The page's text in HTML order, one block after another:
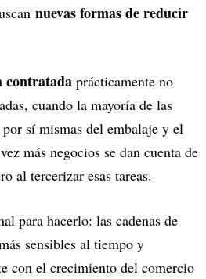
nuevas formas de reducir
contratada prácticamente no
cuando la mayoría de las
por sí mismas del embalaje y el
más negocios se dan cuenta de
al tercerizar esas tareas.
para hacerlo: las cadenas de
sensibles al tiempo y
con el crecimiento del comercio